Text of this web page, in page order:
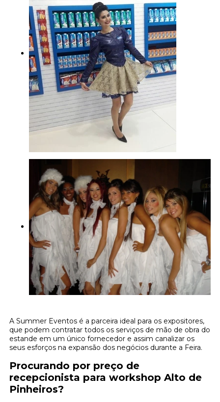
A Summer Eventos é a parceira ideal para os expositores,
que podem contratar todos os serviços de mão de obra do
estande em um único fornecedor e assim canalizar os
seus esforços na expansão dos negócios durante a Feira.
Procurando por preço de
recepcionista para workshop Alto de
Pinheiros?